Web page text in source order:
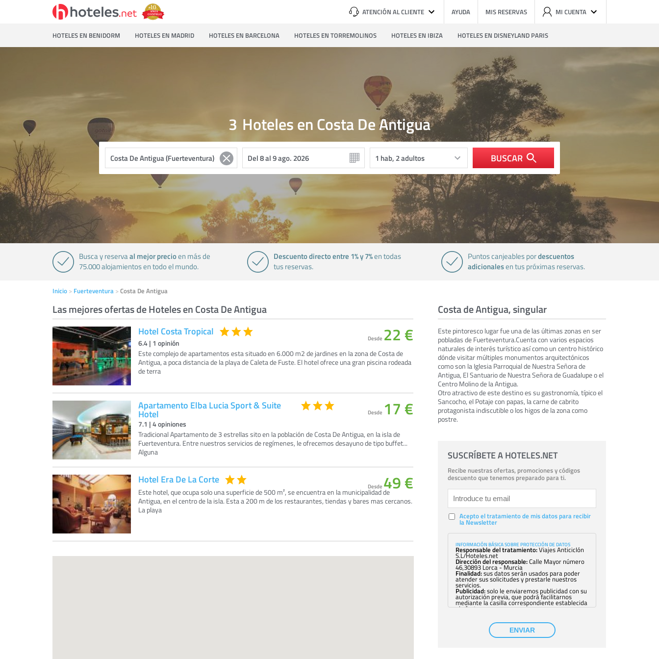
ATENCIÓN AL CLIENTE AYUDA MIS RESERVAS MI CUENTA
HOTELES EN BENIDORM HOTELES EN MADRID HOTELES EN BARCELONA HOTELES EN TORREMOLINOS HOTELES EN IBIZA HOTELES EN DISNEYLAND PARIS
Hoteles en Costa De Antigua
3
BUSCAR
Busca y reservaal mejor precioen más de
75.000 alojamientos en todo el mundo.
Descuento directo entre 1% y 7%en todas
tus reservas.
Puntos canjeables pordescuentos
adicionalesen tus próximas reservas.
Inicio Fuerteventura Costa De Antigua
Las mejores ofertas de Hoteles en Costa De Antigua
Hotel Costa Tropical
6.4 | 1 opinión
Este complejo de apartamentos esta situado en 6.000 m2 de jardines en la zona de Costa de
Antigua, a poca distancia de la playa de Caleta de Fuste. El hotel ofrece una gran piscina rodeada
de terra
Desde 22 €
Apartamento Elba Lucia Sport & Suite
Hotel
7.1 | 4opiniones
Tradicional Apartamento de 3 estrellas sito en la población de Costa De Antigua, en la isla de
Fuerteventura. Entre nuestros servicios de regímenes, le ofrecemos desayuno de tipo buffet...
Alguna
Desde 17 €
Hotel Era De La Corte
Este hotel, que ocupa solo una superficie de 500 m², se encuentra en la municipalidad de
Antigua, en el centro de la isla. Esta a 200 m de los restaurantes, tiendas y bares mas cercanos.
La playa
Desde 49 €
Costa de Antigua, singular
Este pintoresco lugar fue una de las últimas zonas en ser
pobladas de Fuerteventura.Cuenta con varios espacios
naturales de interés turístico así como un centro histórico
dónde visitar múltiples monumentos arquitectónicos
como son la Iglesia Parroquial de Nuestra Señora de
Antigua, El Santuario de Nuestra Señora de Guadalupe o el
Centro Molino de la Antigua.
Otro atractivo de este destino es su gastronomía, típico el
Sancocho, el Potaje con papas, la carne de cabrito
protagonista indiscutible o los higos de la zona como
postre.
SUSCRÍBETE A HOTELES.NET
Recibe nuestras ofertas, promociones y códigos
descuento que tenemos preparado para ti.
Acepto el tratamiento de mis datos para recibir
la Newsletter
INFORMACIÓN BÁSICA SOBRE PROTECCIÓN DE DATOS
Responsable del tratamiento:Viajes Anticiclón
S.L/Hoteles.net
Dirección del responsable:Calle Mayor número
46,30893 Lorca - Murcia
Finalidad:sus datos serán usados para poder
atender sus solicitudes y prestarle nuestros
servicios.
Publicidad:solo le enviaremos publicidad con su
autorización previa, que podrá facilitarnos
mediante la casilla correspondiente establecida
al efecto.
con su consentimiento previo, que podrá
facilitarnos mediante la casilla correspondiente
establecida al efecto.
Destinatarios:con carácter general, sólo el
ENVIAR